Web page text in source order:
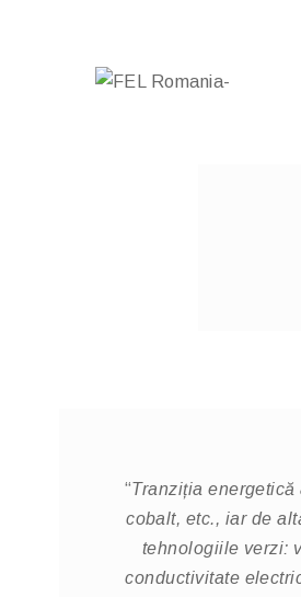
“Tranziția
cobalt, etc., iar de
tehnologiile verzi:
conductivitate